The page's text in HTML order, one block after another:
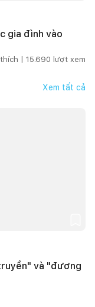
gia đình vào
| 15.690 lượt xem
Xem tất cả
và "đương